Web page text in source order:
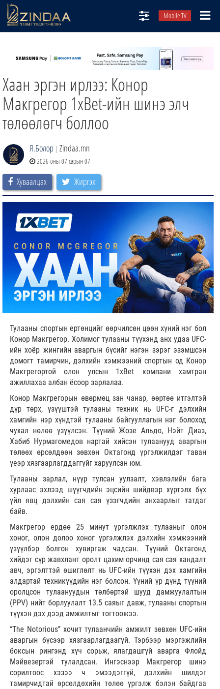
Mobile TV
ТВ8
ӨГЛӨӨНИЙ СОНИН
АУДИО ЗОХИОЛ
ЗИНДАА СЭТГҮҮЛ
Хаан эргэн ирлээ: Конор
Макгрегор 1xBet-ийн шинэ элч
төлөөлөгч боллоо
Я.Болор | Zindaa.mn
2026 оны 07 сарын 07
Хуваалцах Жиргэх
Тулааны спортын ертөнцийг өөрчилсөн цөөн хүний нэг бол
Конор Макгрегор. Холимог тулааны түүхэнд анх удаа UFC-
ийн хоёр жингийн аваргын бүсийг нэгэн зэрэг эзэмшсэн
домогт тамирчин, дэлхийн хэмжээний спортын од Конор
Макгрегортой олон улсын 1xBet компани хамтран
ажиллахаа албан ёсоор зарлалаа.
Конор Макгрегорын өвөрмөц зан чанар, өөртөө итгэлтэй
дүр төрх, үзүүштэй тулааны техник нь UFC-г дэлхийн
хамгийн нэр хүндтэй тулааны байгууллагын нэг болоход
чухал нөлөө үзүүлсэн. Түүний Жозе Альдо, Нэйт Диаз,
Хабиб Нурмагомедов нартай хийсэн тулаанууд аваргын
төлөөх өрсөлдөөн зөвхөн Октагонд үргэлжилдэг таван
үеэр хязгаарлагддаггүйг харуулсан юм.
Тулааны зарлал, нүүр тулсан уулзалт, хэвлэлийн бага
хурлаас эхлээд шүүгчдийн эцсийн шийдвэр хүртэлх бүх
үйл явц дэлхийн сая сая үзэгчдийн анхаарлыг татдаг
байв.
Макгрегор ердөө 25 минут үргэлжлэх тулааныг олон
хоног, олон долоо хоног үргэлжлэх дэлхийн хэмжээний
үзүүлбэр болгон хувиргаж чадсан. Түүний Октагонд
хийдэг сүр жавхлант оролт цахим орчинд сая сая хандалт
авч, эргэлттэй өшиглөлт нь UFC-ийн түүхэн дэх хамгийн
алдартай техникүүдийн нэг болсон. Үүний үр дүнд түүний
оролцсон тулаануудын төлбөртэй шууд дамжуулалтын
(PPV) нийт борлуулалт 13.5 саяыг давж, тулааны спортын
түүхэн дэх дээд амжилтыг тогтоожээ.
“The Notorious” хочит тулаанчийн амжилт зөвхөн UFC-ийн
аваргын бүсээр хязгаарлагдаагүй. Тэрбээр мэргэжлийн
боксын рингэнд хүч сорьж, ялагдашгүй аварга Флойд
Мэйвезертэй тулалдсан. Ингэснээр Макгрегор шинэ
сорилтоос хэзээ ч эмээдэггүй, дэлхийн шилдэг
тамирчидтай өрсөлдөхийн төлөө үргэлж бэлэн байдгаа